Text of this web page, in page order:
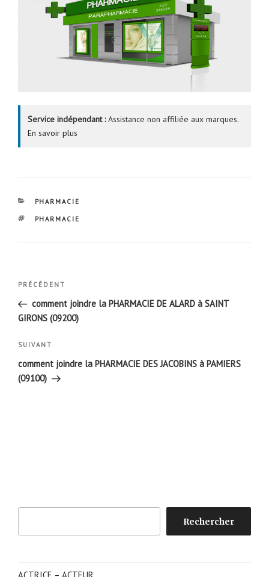
Service indépendant :Assistance non affiliée aux marques.
En savoir plus
CATÉGORIES
PHARMACIE
ÉTIQUETTES
PHARMACIE
Navigation
l’article
Article
précédent
PRÉCÉDENT
comment joindre la PHARMACIE DE ALARD à SAINT
GIRONS (09200)
Article
suivant
SUIVANT
comment joindre la PHARMACIE DES JACOBINS à PAMIERS
(09100)
Rechercher